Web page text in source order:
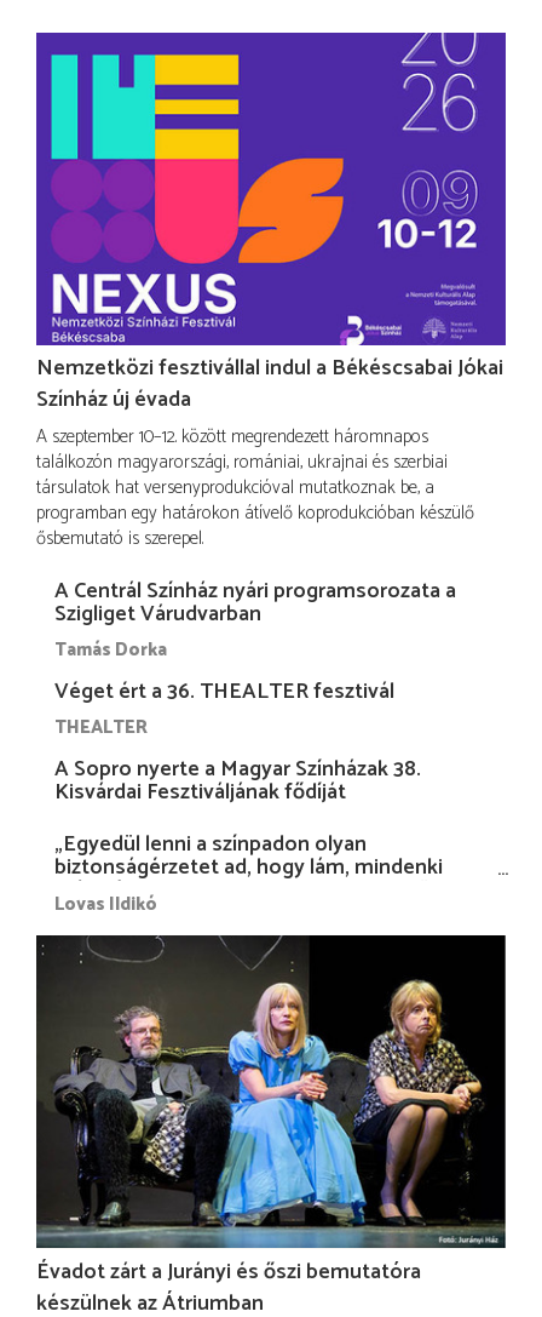
Nemzetközi fesztivállal indul a Békéscsabai Jókai
Színház új évada
A szeptember 10–12. között megrendezett háromnapos
találkozón magyarországi, romániai, ukrajnai és szerbiai
társulatok hat versenyprodukcióval mutatkoznak be, a
programban egy határokon átívelő koprodukcióban készülő
ősbemutató is szerepel.
A Centrál Színház nyári programsorozata a
Szigliget Várudvarban
Tamás Dorka
Véget ért a 36. THEALTER fesztivál
THEALTER
A Sopro nyerte a Magyar Színházak 38.
Kisvárdai Fesztiváljának fődíját
„Egyedül lenni a színpadon olyan
biztonságérzetet ad, hogy lám, mindenki
más nélkül is megvagyok magammal…”
Lovas Ildikó
Évadot zárt a Jurányi és őszi bemutatóra
készülnek az Átriumban